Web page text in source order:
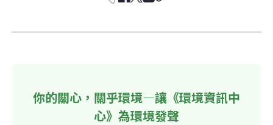
你的關心，關乎環境—讓《環境資訊中
心》為環境發聲